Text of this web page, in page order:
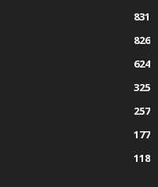
831
826
624
325
257
177
118